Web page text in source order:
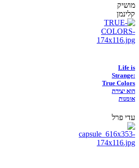
מושיק
קלינמן
Life is
Strange:
True Colors
הוא יצירת
אומנות
עדי פרל